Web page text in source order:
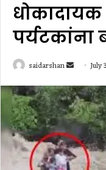
पर्यटकांना
saidarshan
Send
email
July